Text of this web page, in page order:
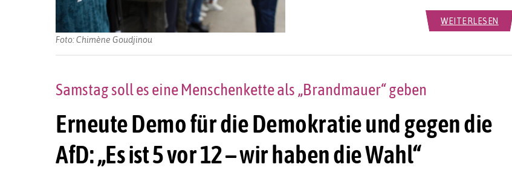
Foto: Chimène Goudjinou
WEITERLESEN
Erneute Demo für die Demokratie und gegen die
AfD: „Es ist 5 vor 12 – wir haben die Wahl“
Samstag soll es eine Menschenkette als „Brandmauer“ geben